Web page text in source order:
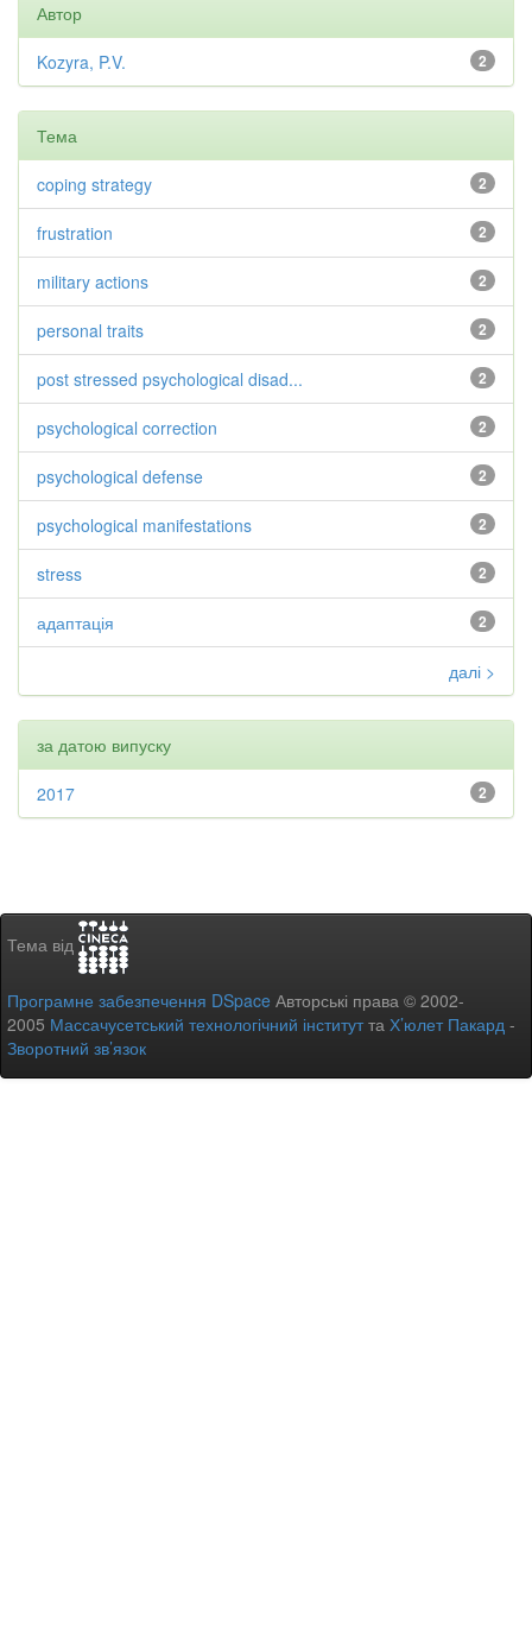
Автор
2
Kozyra, P.V.
Тема
2
coping strategy
2
frustration
2
military actions
2
personal traits
2
post stressed psychological disad...
2
psychological correction
2
psychological defense
2
psychological manifestations
2
stress
2
адаптація
далі >
за датою випуску
2
2017
Тема від
Програмне забезпечення DSpace Авторські права © 2002-
2005 Массачусетський технологічний інститутта Х’юлет Пакард -
Зворотний зв’язок